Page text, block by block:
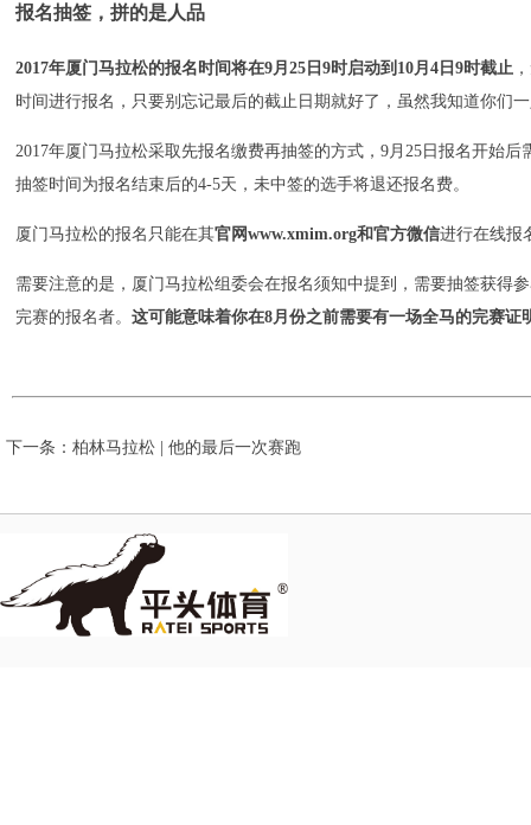
报名抽签，拼的是人品
2017年厦门马拉松的报名时间将在9月25日9时启动到10月4日9时截止
时间进行报名，只要别忘记最后的截止日期就好了，虽然我知道你们
2017年厦门马拉松采取先报名缴费再抽签的方式，9月25日报名开始
抽签时间为报名结束后的4-5天，未中签的选手将退还报名费。
厦门马拉松的报名只能在其官网www.xmim.org和官方微信进行在线报
需要注意的是，厦门马拉松组委会在报名须知中提到，需要抽签获得
完赛的报名者。 这可能意味着你在8月份之前需要有一场全马的完赛
下一条： 柏林马拉松 | 他的最后一次赛跑